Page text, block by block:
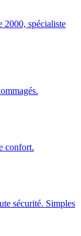
2000, spécialiste
confort.
sécurité. Simples